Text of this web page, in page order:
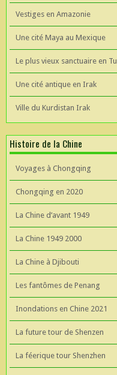
Vestiges en Amazonie
Une cité Maya au Mexique
Le plus vieux sanctuaire en Tu
Une cité antique en Irak
Ville du Kurdistan Irak
Histoire de la Chine
Voyages à Chongqing
Chongqing en 2020
La Chine d’avant 1949
La Chine 1949 2000
La Chine à Djibouti
Les fantômes de Penang
Inondations en Chine 2021
La future tour de Shenzen
La féerique tour Shenzhen